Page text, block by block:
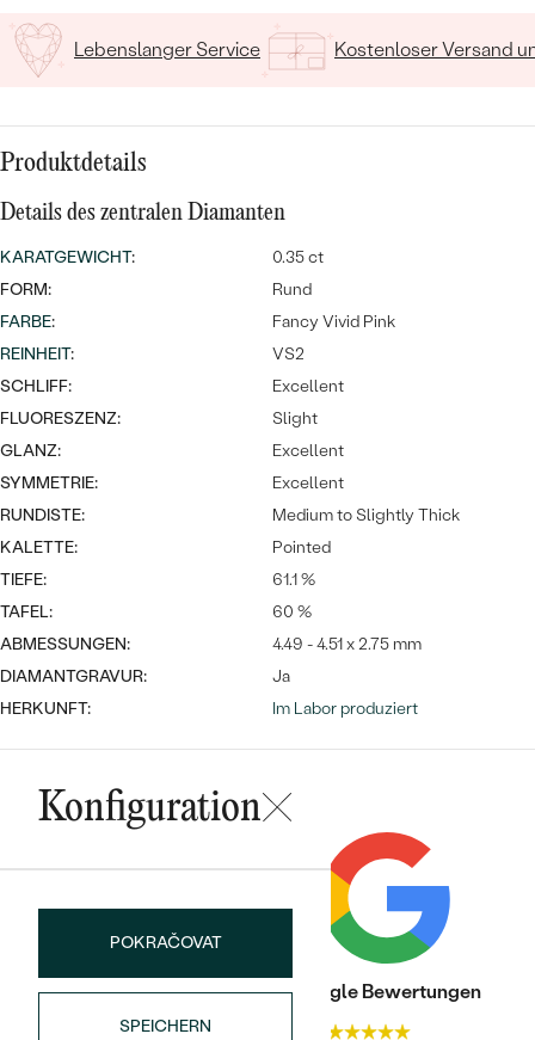
Meistverkaufte
ANSCHAUEN
MIT EDELSTEIN
GOLD
PLATIN
SILBER
Wave Kollektion
EDELSTEINSCHMUCK
SCHMUCK MIT LAB GROWN
PERLENSCHMUCK
PERSONALISIERT
SYMBOLISCH
MINIMALISTISCH
NACH ANLASS
NACH DER FARBE
NACH DER FORM
MASSGEFERTIGTER
Meistverkaufte
Ohrrinnge
ANSEHEN
PREISWERTE
LUXURIÖSE
Personalisierte
Halsketten
ANSEHEN
Meistverkaufte
Ringe
Lebenslanger Service Kostenloser Versand
Produktdetails
Details des zentralen Diamanten
KARATGEWICHT:
0.35 ct
FORM:
Rund
FARBE:
Fancy Vivid Pink
REINHEIT:
VS2
SCHLIFF:
Excellent
FLUORESZENZ:
Slight
GLANZ:
Excellent
SYMMETRIE:
Excellent
RUNDISTE:
Medium to Slightly Thick
KALETTE:
Pointed
TIEFE:
61.1 %
TAFEL:
60 %
ABMESSUNGEN:
4.49 - 4.51 x 2.75 mm
DIAMANTGRAVUR:
Ja
HERKUNFT:
Im Labor produziert
Konfiguration
POKRAČOVAT
SPEICHERN
Trusted shop BewertungenGoogle Bewertungen